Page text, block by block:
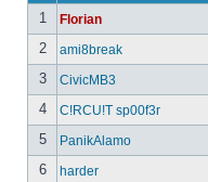
1 Florian
2 ami8break
3 CivicMB3
4 C!RCU!T sp00f3r
5 PanikAlamo
6 harder